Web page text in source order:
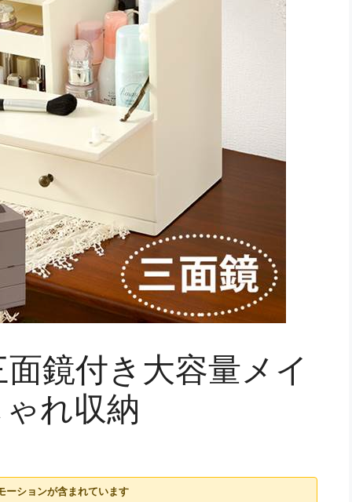
鏡付き大容量メイ
れ収納
ーションが含まれています